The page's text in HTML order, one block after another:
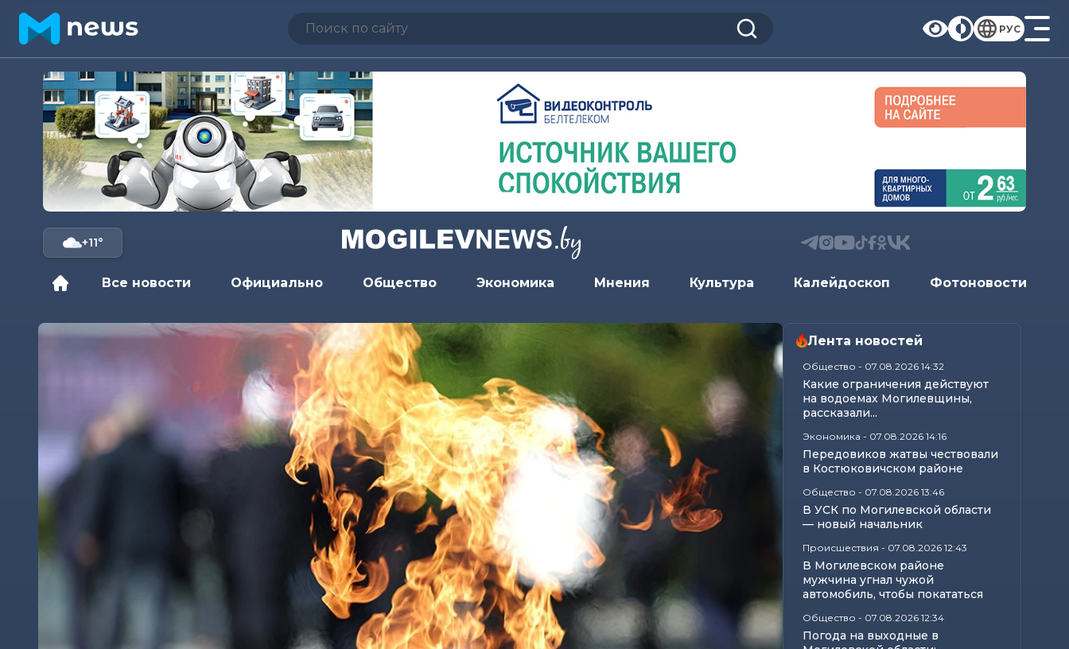
РУС
+11°
Все новости Официально Общество Экономика Мнения Культура Калейдоскоп Фотоновости
Лента новостей
Общество - 07.08.2026 14:32
Какие ограничения действуют
на водоемах Могилевщины,
рассказали...
Экономика - 07.08.2026 14:16
Передовиков жатвы чествовали
в Костюковичском районе
Общество - 07.08.2026 13:46
В УСК по Могилевской области
— новый начальник
Происшествия - 07.08.2026 12:43
В Могилевском районе
мужчина угнал чужой
автомобиль, чтобы покататься
Общество - 07.08.2026 12:34
Погода на выходные в